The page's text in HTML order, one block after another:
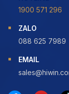
1900 571 296
ZALO
088 625 7989
EMAIL